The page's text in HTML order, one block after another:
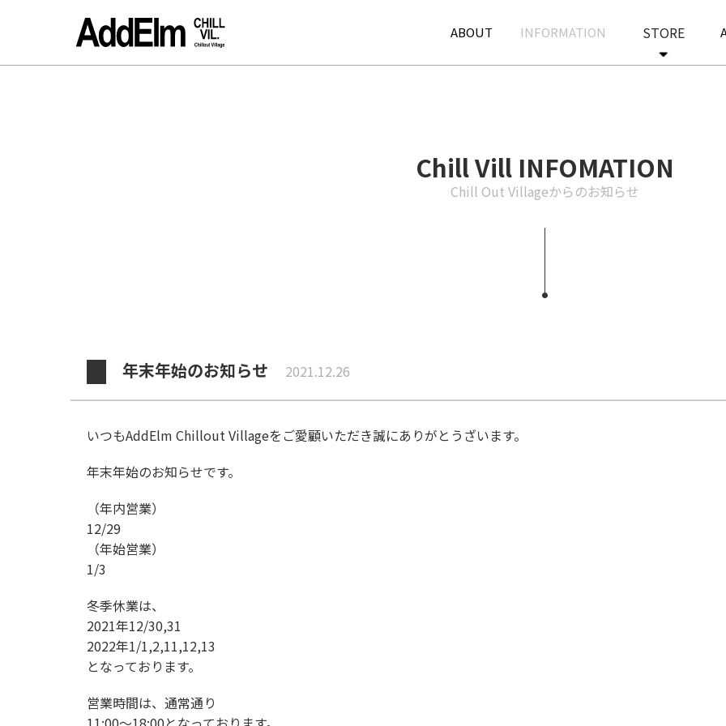
ABOUT INFORMATION STORE
Chill Vill INFOMATION
Chill Out Villageからのお知らせ
年末年始のお知らせ 2021.12.26
いつもAddElm Chillout Villageをご愛顧いただき誠にありがとうざいます。
年末年始のお知らせです。
（年内営業）
12/29
（年始営業）
1/3
冬季休業は、
2021年12/30,31
2022年1/1,2,11,12,13
となっております。
営業時間は、通常通り